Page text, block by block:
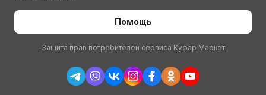
Помощь
Защита прав потребителей сервиса Куфар Маркет